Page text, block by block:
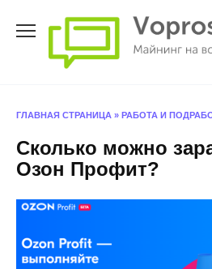
ГЛАВНАЯ СТРАНИЦА » РАБОТА И
Сколько можно
Озон Профит?